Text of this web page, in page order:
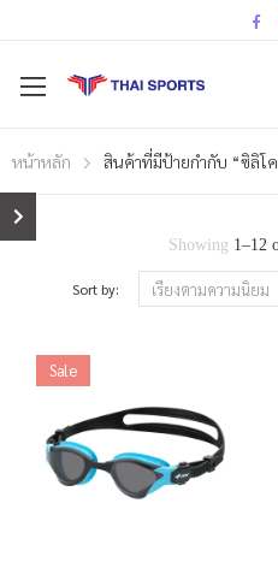
หน้าหลัก สินค้าที่มีป้ายกำกับ “ซิลิโ
Showing 1–12
Sort by:
Sale